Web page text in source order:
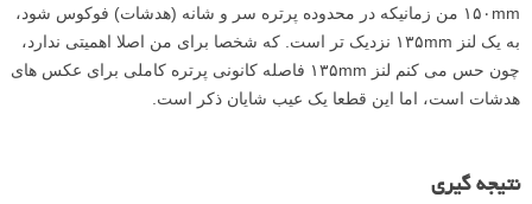
۱۵۰mm من زمانیکه در محدوده پرتره سر و شانه (هدشات) فوکوس شود،
به یک لنز ۱۳۵mm نزدیک تر است. که شخصا برای من اصلا اهمیتی ندارد،
چون حس می کنم لنز ۱۳۵mm فاصله کانونی پرتره کاملی برای عکس های
هدشات است، اما این قطعا یک عیب شایان ذکر است.
نتیجه گیری